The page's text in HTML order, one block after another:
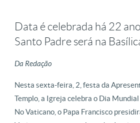
Data é celebrada há 22
Santo Padre será na
Da Redação
Nesta sexta-feira, 2, festa da
Templo, a Igreja celebra o Dia Mundial
No Vaticano, o Papa Francisco